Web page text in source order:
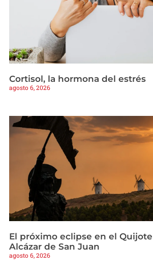
Cortisol, la hormona del estrés
agosto 6, 2026
El próximo eclipse en el
Alcázar de San Juan
agosto 6, 2026